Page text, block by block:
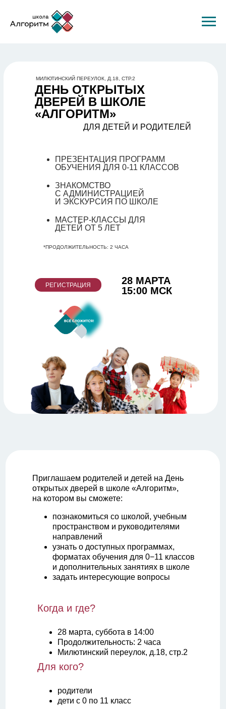
ДЕНЬ ОТКРЫТЫХ
ДВЕРЕЙ В ШКОЛЕ
«АЛГОРИТМ»
ДЛЯ ДЕТЕЙ И РОДИТЕЛЕЙ
ПРЕЗЕНТАЦИЯ ПРОГРАММ
ОБУЧЕНИЯ ДЛЯ 0-11 КЛАССОВ
ЗНАКОМСТВО
С АДМИНИСТРАЦИЕЙ
И ЭКСКУРСИЯ ПО ШКОЛЕ
МАСТЕР-КЛАССЫ ДЛЯ
ДЕТЕЙ ОТ 5 ЛЕТ
28 МАРТА
15:00 МСК
РЕГИСТРАЦИЯ
*ПРОДОЛЖИТЕЛЬНОСТЬ: 2 ЧАСА
МИЛЮТИНСКИЙ ПЕРЕУЛОК, Д.18, СТР.2
Приглашаем родителей и детей на День
открытых дверей в школе «Алгоритм»,
на котором вы сможете:
познакомиться со школой, учебным
пространством и руководителями
направлений
узнать о доступных программах,
форматах обучения для 0−11 классов
и дополнительных занятиях в школе
задать интересующие вопросы
28 марта, суббота в 14:00
Продолжительность: 2 часа
Милютинский переулок, д.18, стр.2
родители
дети с 0 по 11 класс
Когда и где?
Для кого?